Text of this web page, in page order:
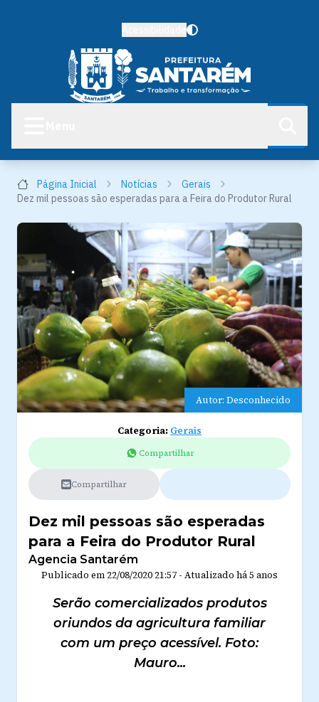
Página Inicial Notícias
Gerais
Dez mil pessoas são esperadas para a Feira do Produtor Rural
Autor: Desconhecido
Categoria: Gerais
Compartilhar
Compartilhar
Dez mil pessoas são esperadas
para a Feira do Produtor Rural
Agencia Santarém
Publicado em 22/08/2020 21:57 - Atualizado há 5 anos
Serão comercializados produtos
oriundos da agricultura familiar
com um preço acessível. Foto:
Mauro...